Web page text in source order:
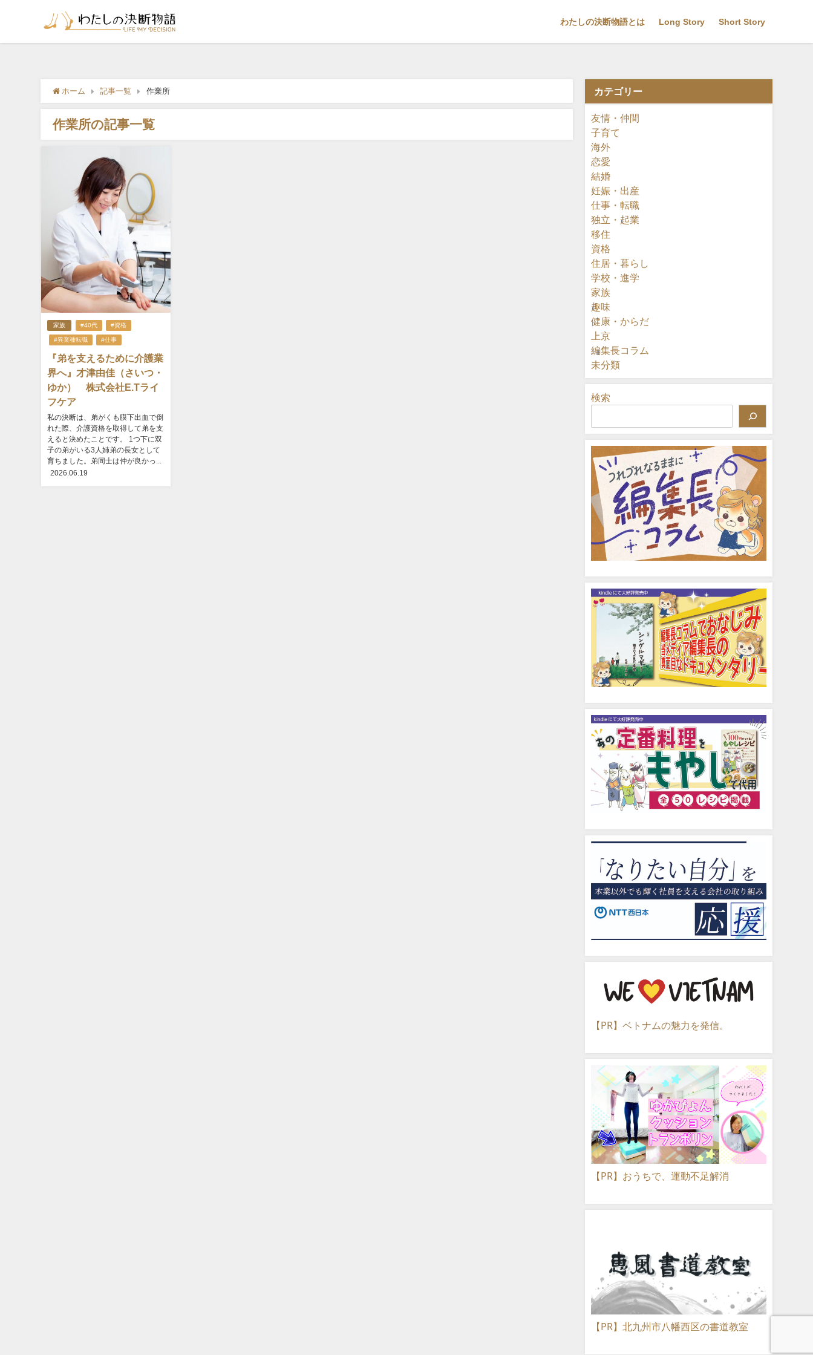
わたしの決断物語とは Long Story Short Story
ホーム 記事一覧 作業所
作業所の記事一覧
家族 #40代 #資格
#異業種転職 #仕事
『弟を支えるために介護業
界へ』才津由佳（さいつ・
ゆか） 株式会社E.Tライ
フケア
私の決断は、弟がくも膜下出血で倒
れた際、介護資格を取得して弟を支
えると決めたことです。 1つ下に双
子の弟がいる3人姉弟の長女として
育ちました。弟同士は仲が良かっ...
2026.06.19
カテゴリー
友情・仲間
子育て
海外
恋愛
結婚
妊娠・出産
仕事・転職
独立・起業
移住
資格
住居・暮らし
学校・進学
家族
趣味
健康・からだ
上京
編集長コラム
未分類
検索
【PR】ベトナムの魅力を発信。
【PR】おうちで、運動不足解消
【PR】北九州市八幡西区の書道教室